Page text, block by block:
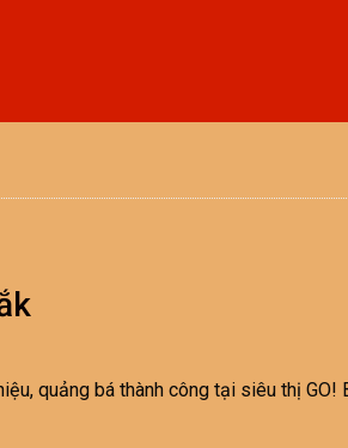
quảng bá thành công tại siêu thị GO!